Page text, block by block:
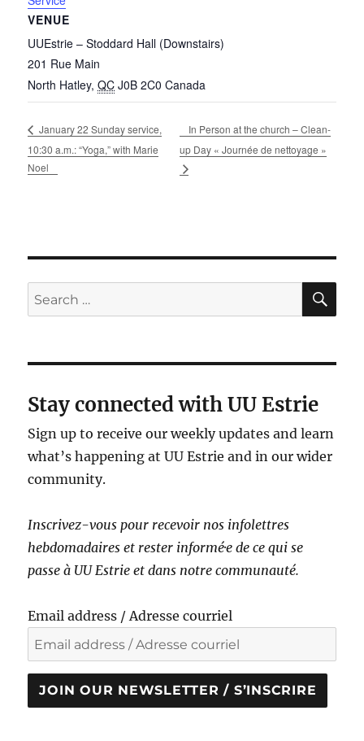
VENUE
UUEstrie – Stoddard Hall (Downstairs)
201 Rue Main
North Hatley, QC J0B 2C0 Canada
January 22 Sunday service,
10:30 a.m.: “Yoga,” with Marie
Noel
In Person at the church – Clean-
up Day « Journée de nettoyage »
Search
for:
Stay connected with UU Estrie
Sign up to receive our weekly updates and learn
what’s happening at UU Estrie and in our wider
community.
Inscrivez-vous pour recevoir nos infolettres
hebdomadaires et rester informé·e de ce qui se
passe à UU Estrie et dans notre communauté.
Email address / Adresse courriel
JOIN OUR NEWSLETTER / S’INSCRIRE